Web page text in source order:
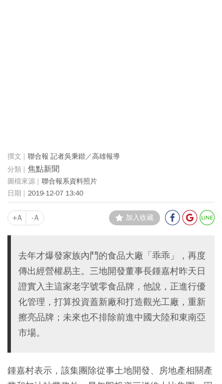
聯合報 記者吳秉鍇／高雄報導
焦點新聞
聯合報系資料照片
2019-12-07 13:40
+A -A 加入收藏
去年才爆發家族內鬥的食品大廠「乖乖」，再度
傳出經營權易主。三地開發董事長鍾嘉村昨天日
證實入主這家老字號零食品牌，他說，正進行優
化管理，打算投資蓋新廠和打造觀光工廠，重新
擦亮品牌；未來也不排除前進中國大陸和東南亞
市場。
鍾嘉村表示，該集團除從事土地開發、房地產相關產